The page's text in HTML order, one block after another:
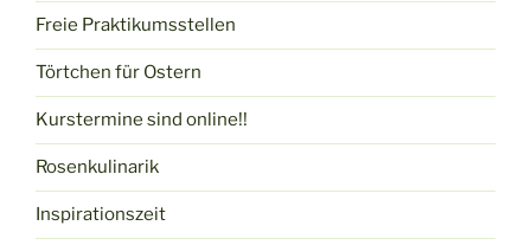
Freie Praktikumsstellen
Törtchen für Ostern
Kurstermine sind online!!
Rosenkulinarik
Inspirationszeit